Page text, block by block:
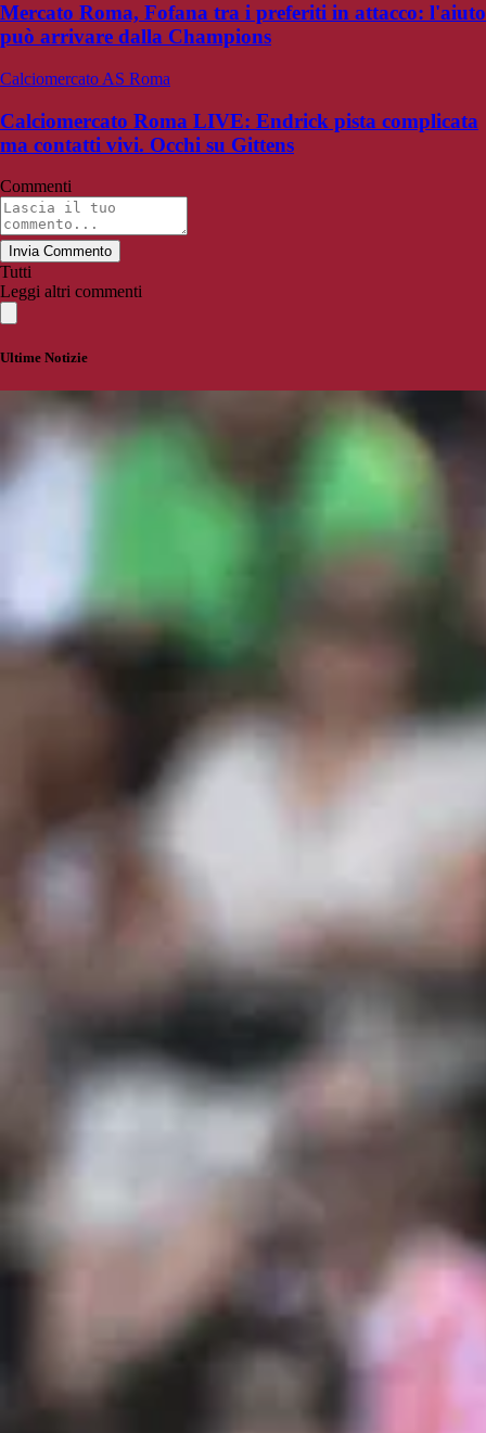
Mercato Roma, Fofana tra i preferiti in attacco: l'aiuto
può arrivare dalla Champions
Calciomercato AS Roma
Calciomercato Roma LIVE: Endrick pista complicata
ma contatti vivi. Occhi su Gittens
Commenti
Invia Commento
Tutti
Leggi altri commenti
Ultime Notizie